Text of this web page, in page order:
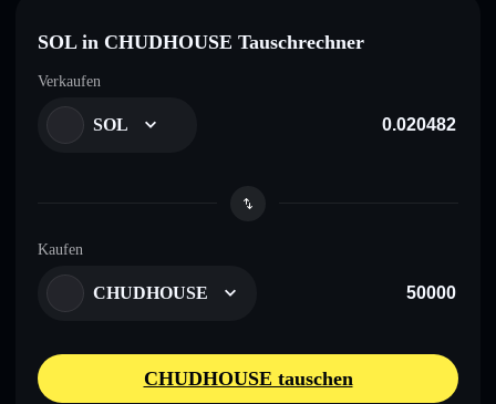
SOL in CHUDHOUSE Tauschrechner
Verkaufen
SOL
Kaufen
CHUDHOUSE
CHUDHOUSE tauschen